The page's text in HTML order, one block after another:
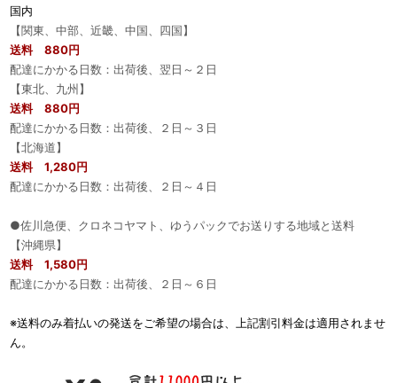
国内
【関東、中部、近畿、中国、四国】
送料 880円
配達にかかる日数：出荷後、翌日～２日
【東北、九州】
送料 880円
配達にかかる日数：出荷後、２日～３日
【北海道】
送料 1,280円
配達にかかる日数：出荷後、２日～４日
●佐川急便、クロネコヤマト、ゆうパックでお送りする地域と送料
【沖縄県】
送料 1,580円
配達にかかる日数：出荷後、２日～６日
※送料のみ着払いの発送をご希望の場合は、上記割引料金は適用されませ
ん。